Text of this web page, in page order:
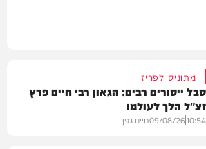
מתוניס לפריז
סבל ייסורים רבים: הגאון רבי חיים פרץ
זצ"ל הלך לעולמו
10:54
09/08/26חיים גפן